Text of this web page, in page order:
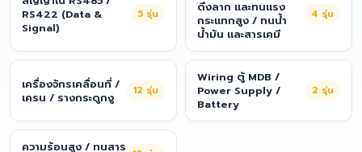
RS422 (Data &
Signal)
5 รุ่น
ดึงลาก และทนแรง
กระแทกสูง / ทนน้ำ
น้ำมัน และสารเคมี
4 รุ่น
เครื่องจักรเคลื่อนที่ /
เครน / รางกระดูกงู
12 รุ่น
Wiring ตู้ MDB /
Power Supply /
Battery
2 รุ่น
ความร้อนสูง / ทนสาร